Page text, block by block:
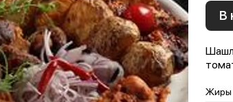
В
Жиры